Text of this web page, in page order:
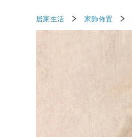
居家生活 家飾佈置